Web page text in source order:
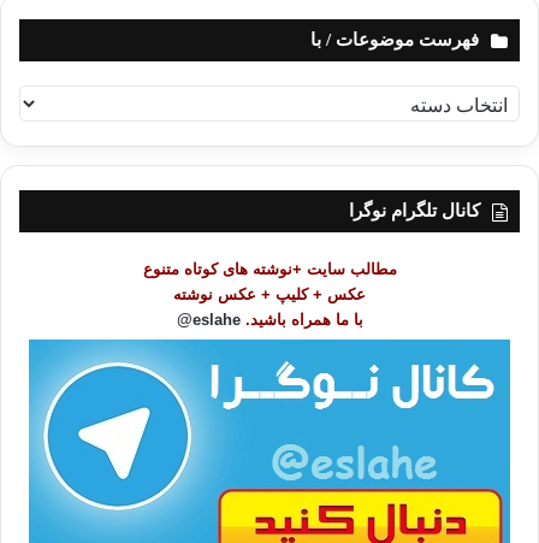
فهرست موضوعات / با
ه
ر
کانال تلگرام نوگرا
مطالب سایت +نوشته های کوتاه متنوع
عکس + کلیپ + عکس نوشته
با ما همراه باشید. eslahe@